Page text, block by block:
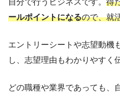
自分で行うビジネスです。 得
ールポイントになるので、就
エントリーシートや志望動機
し、志望理由もわかりやすく
どの職種や業界であっても、